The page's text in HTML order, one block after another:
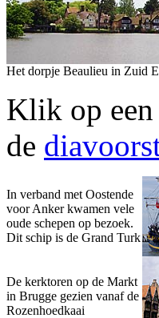
Het dorpje Beaulieu in Zuid
Klik op
de
In verband met Oostende
voor Anker kwamen vele
oude schepen op bezoek.
Dit schip is de Grand Turk
De kerktoren op de Markt
in Brugge gezien vanaf de
Rozenhoedkaai